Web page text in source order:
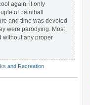
again, it only
of paintball
and time was devoted
were parodying. Most
without any proper
and Recreation